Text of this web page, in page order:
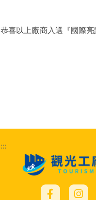
恭喜以上廠商入選『國際亮
:::